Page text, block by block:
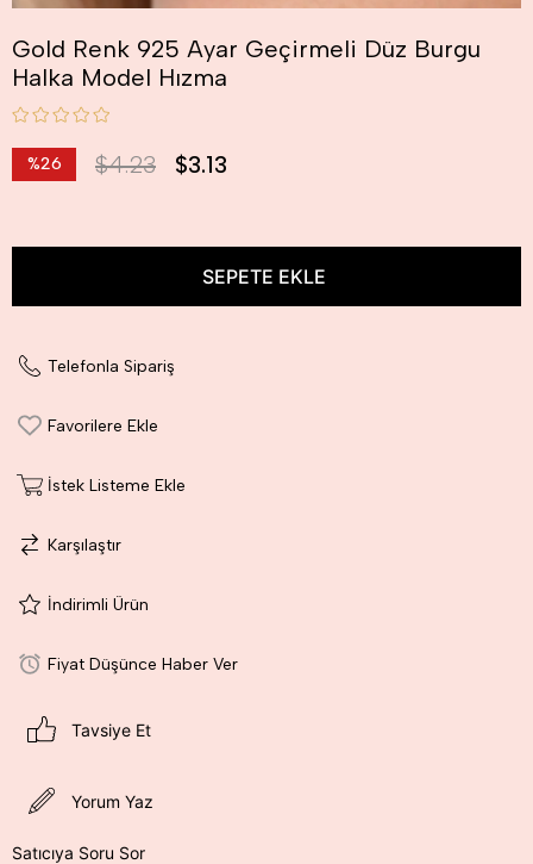
Gold Renk 925 Ayar Geçirmeli Düz Burgu
Halka Model Hızma
%26
$4.23 $3.13
Telefonla Sipariş
Favorilere Ekle
İstek Listeme Ekle
Karşılaştır
İndirimli Ürün
Fiyat Düşünce Haber Ver
Tavsiye Et
Yorum Yaz
Satıcıya Soru Sor